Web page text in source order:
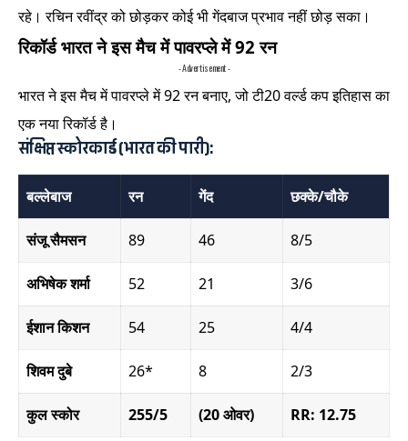
रहे। रचिन रवींद्र को छोड़कर कोई भी गेंदबाज प्रभाव नहीं छोड़ सका।
रिकॉर्ड भारत ने इस मैच में पावरप्ले में 92 रन
- Advertisement -
भारत ने इस मैच में पावरप्ले में 92 रन बनाए, जो टी20 वर्ल्ड कप इतिहास का
एक नया रिकॉर्ड है।
संक्षिप्त स्कोरकार्ड (भारत की पारी):
बल्लेबाज रन गेंद छक्के/चौके
संजू सैमसन 89 46 8/5
अभिषेक शर्मा 52 21 3/6
ईशान किशन 54 25 4/4
शिवम दुबे 26* 8 2/3
कुल स्कोर 255/5 (20 ओवर) RR: 12.75